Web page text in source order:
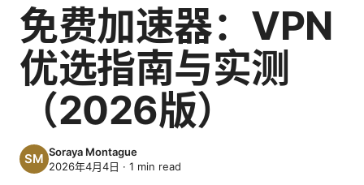
免费加速器：VPN
优选指南与实测
（2026版）
Soraya Montague
2026年4月4日 · 1 min read